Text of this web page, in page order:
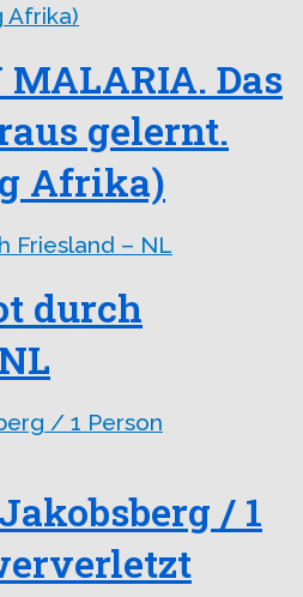
Das
gelernt.
Afrika)
durch
/ 1